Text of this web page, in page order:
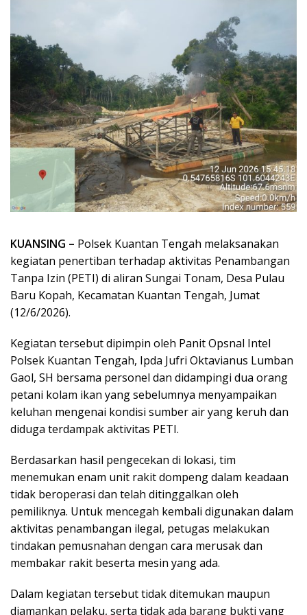
KUANSING – Polsek Kuantan Tengah melaksanakan
kegiatan penertiban terhadap aktivitas Penambangan
Tanpa Izin (PETI) di aliran Sungai Tonam, Desa Pulau
Baru Kopah, Kecamatan Kuantan Tengah, Jumat
(12/6/2026).
Kegiatan tersebut dipimpin oleh Panit Opsnal Intel
Polsek Kuantan Tengah, Ipda Jufri Oktavianus Lumban
Gaol, SH bersama personel dan didampingi dua orang
petani kolam ikan yang sebelumnya menyampaikan
keluhan mengenai kondisi sumber air yang keruh dan
diduga terdampak aktivitas PETI.
Berdasarkan hasil pengecekan di lokasi, tim
menemukan enam unit rakit dompeng dalam keadaan
tidak beroperasi dan telah ditinggalkan oleh
pemiliknya. Untuk mencegah kembali digunakan dalam
aktivitas penambangan ilegal, petugas melakukan
tindakan pemusnahan dengan cara merusak dan
membakar rakit beserta mesin yang ada.
Dalam kegiatan tersebut tidak ditemukan maupun
diamankan pelaku, serta tidak ada barang bukti yang